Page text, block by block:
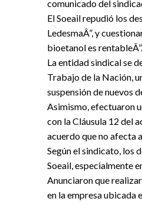
comunicado del
El Soeail repudió los
LedesmaÂ”, y
bioetanol es rentableÂ”.
La entidad sindical se
Trabajo de la Nación,
suspensión de nuevos
Asimismo, efectuaron
con la Cláusula 12 del
acuerdo que no afecta
Según el sindicato, los
Soeail, especialmente
Anunciaron que
en la empresa ubicada